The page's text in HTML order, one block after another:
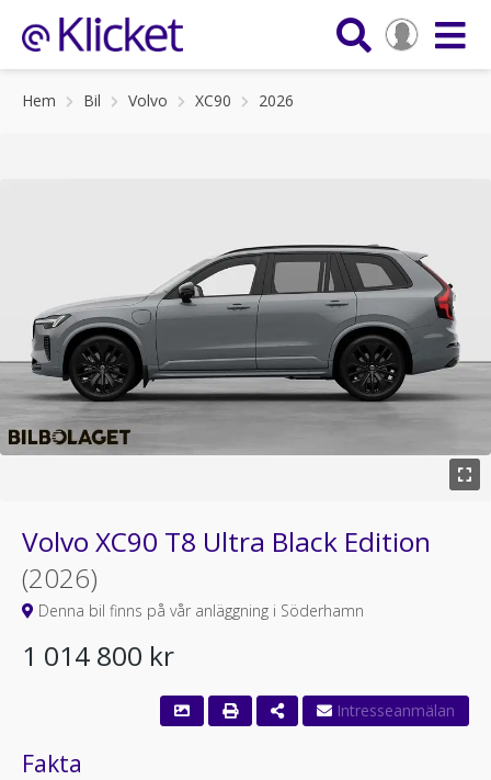
Hem Bil Volvo XC90 2026
Volvo XC90 T8 Ultra Black Edition
(2026)
Denna bil finns på vår anläggning i Söderhamn
1 014 800 kr
Fakta